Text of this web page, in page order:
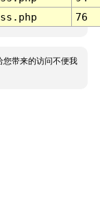
76
您带来的访问不便我